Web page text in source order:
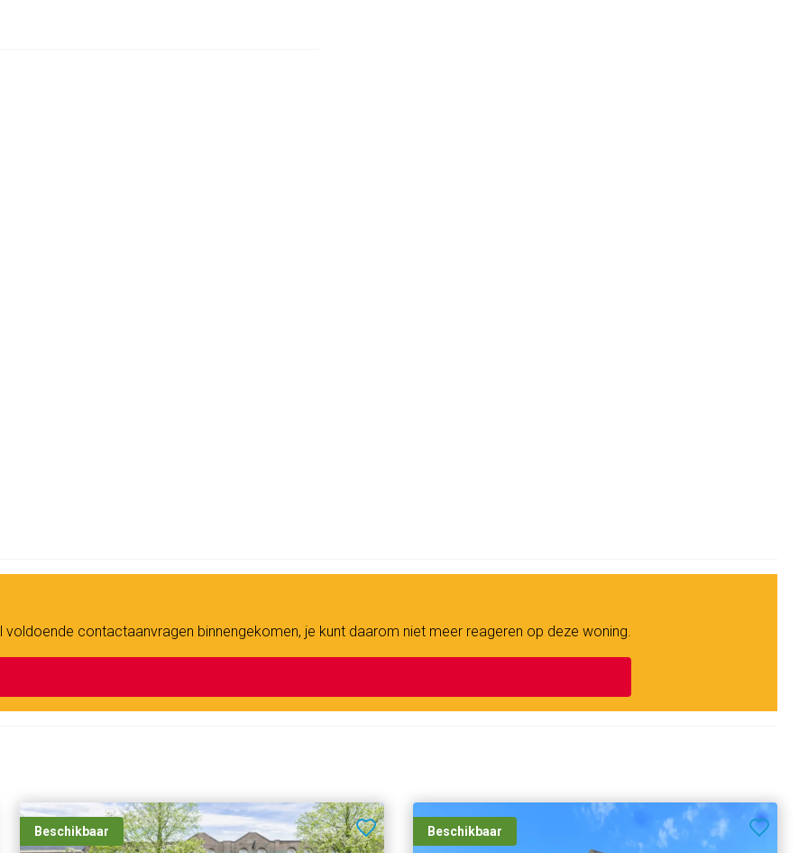
Piet Oudolf. Het uitzicht op deze
terrassen, koffiecafeetjes en culturele hotspots
Hortus Botanicus en Artis. De woning is
het metrostation van de Noord/Zuidlijn op het
contactaanvragen binnengekomen, je kunt daarom niet meer reageren op deze woning.
Beschikbaar Beschikbaar